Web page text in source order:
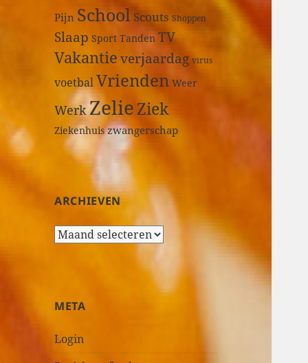
Pijn School Scouts Shoppen
Slaap Sport Tanden TV
Vakantie verjaardag virus
voetbalVrienden Weer
WerkZelieZiek
Ziekenhuis zwangerschap
ARCHIEVEN
A
i
v
e
META
Login